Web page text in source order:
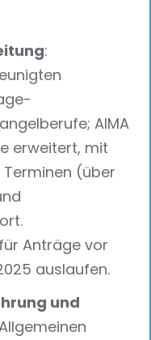
:
AIMA
erweitert, mit
(über
Anträge vor
auslaufen.
und